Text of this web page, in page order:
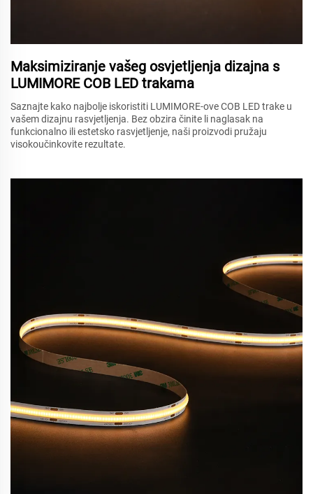
Maksimiziranje vašeg osvjetljenja dizajna s
LUMIMORE COB LED trakama
Saznajte kako najbolje iskoristiti LUMIMORE-ove COB LED trake u
vašem dizajnu rasvjetljenja. Bez obzira činite li naglasak na
funkcionalno ili estetsko rasvjetljenje, naši proizvodi pružaju
visokoučinkovite rezultate.